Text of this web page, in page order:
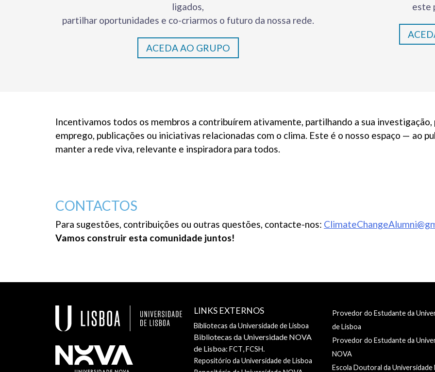
ligados,
partilhar oportunidades e co-criarmos o futuro da nossa rede.
ACEDA AO GRUPO
este
Incentivamos todos os membros a contribuírem ativamente, partilhando a sua
emprego, publicações ou iniciativas relacionadas com o clima. Este é o nosso espaço — ao
manter a rede viva, relevante e inspiradora para todos.
CONTACTOS
Para sugestões, contribuições ou outras questões, contacte-nos:
Vamos construir esta comunidade juntos!
LINKS EXTERNOS
Bibliotecas da Universidade de Lisboa
Bibliotecas da Universidade NOVA
de Lisboa: FCT FCSH
Repositório da Universidade de Lisboa
Provedor do Estudante da
de Lisboa
Provedor do Estudante da
NOVA
Escola Doutoral da Universidade